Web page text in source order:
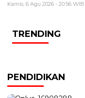
Kamis, 6 Agu 2026 - 20:56 WIB
TRENDING
PENDIDIKAN